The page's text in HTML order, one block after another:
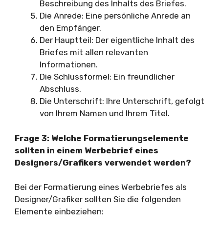
Beschreibung des Inhalts des Briefes.
Die Anrede: Eine persönliche Anrede an
den Empfänger.
Der Hauptteil: Der eigentliche Inhalt des
Briefes mit allen relevanten
Informationen.
Die Schlussformel: Ein freundlicher
Abschluss.
Die Unterschrift: Ihre Unterschrift, gefolgt
von Ihrem Namen und Ihrem Titel.
Frage 3: Welche Formatierungselemente
sollten in einem Werbebrief eines
Designers/Grafikers verwendet werden?
Bei der Formatierung eines Werbebriefes als
Designer/Grafiker sollten Sie die folgenden
Elemente einbeziehen: